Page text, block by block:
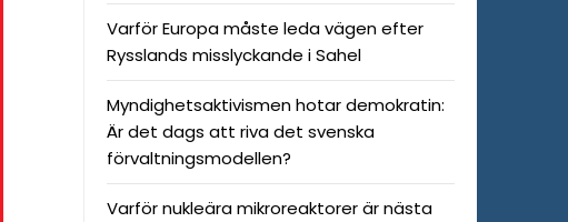
Varför Europa måste leda vägen efter
Rysslands misslyckande i Sahel
Myndighetsaktivismen hotar demokratin:
Är det dags att riva det svenska
förvaltningsmodellen?
Varför nukleära mikroreaktorer är nästa